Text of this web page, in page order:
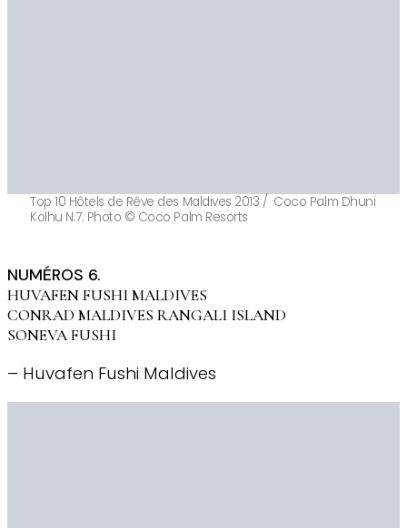
Top 10 Hôtels de Rêve des Maldives 2013 / Coco Palm Dhuni
Kolhu N.7. Photo © Coco Palm Resorts
NUMÉROS 6.
HUVAFEN FUSHI MALDIVES
CONRAD MALDIVES RANGALI ISLAND
SONEVA FUSHI
– Huvafen Fushi Maldives